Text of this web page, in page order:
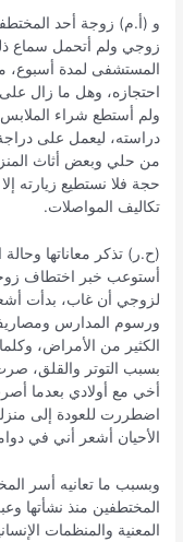
زوجي ولم أتحمل سماع
المستشفى لمدة أسبوع،
احتجازه، وهل ما زال على
ولم أستطع شراء الملابس
دراسته، ليعمل على
من حلي وبعض أثاث
حجة فلا نستطيع زيارته
تكاليف المواصلات.
(ح.ر) تذكر معاناتها
أستوعب خبر اختطاف
لزوجي أن غاب، بدأت
ورسوم المدارس
الكثير من الأمراض،
بسبب التوتر والقلق،
أخي مع أولادي بعدما
اضطررت للعودة إلى
الأحيان أشعر أني في
وبسبب ما تعانيه أسر
المختطفين منذ نشأتها
المعنية والمنظمات